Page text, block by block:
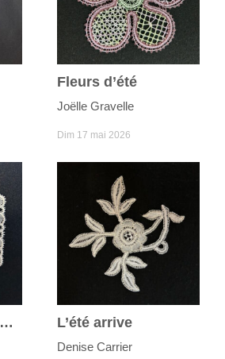
Fleurs d’été
Joëlle Gravelle
Dim 17 mai 2026
Le Jour et l’Amande L’été arrive
Denise Carrier